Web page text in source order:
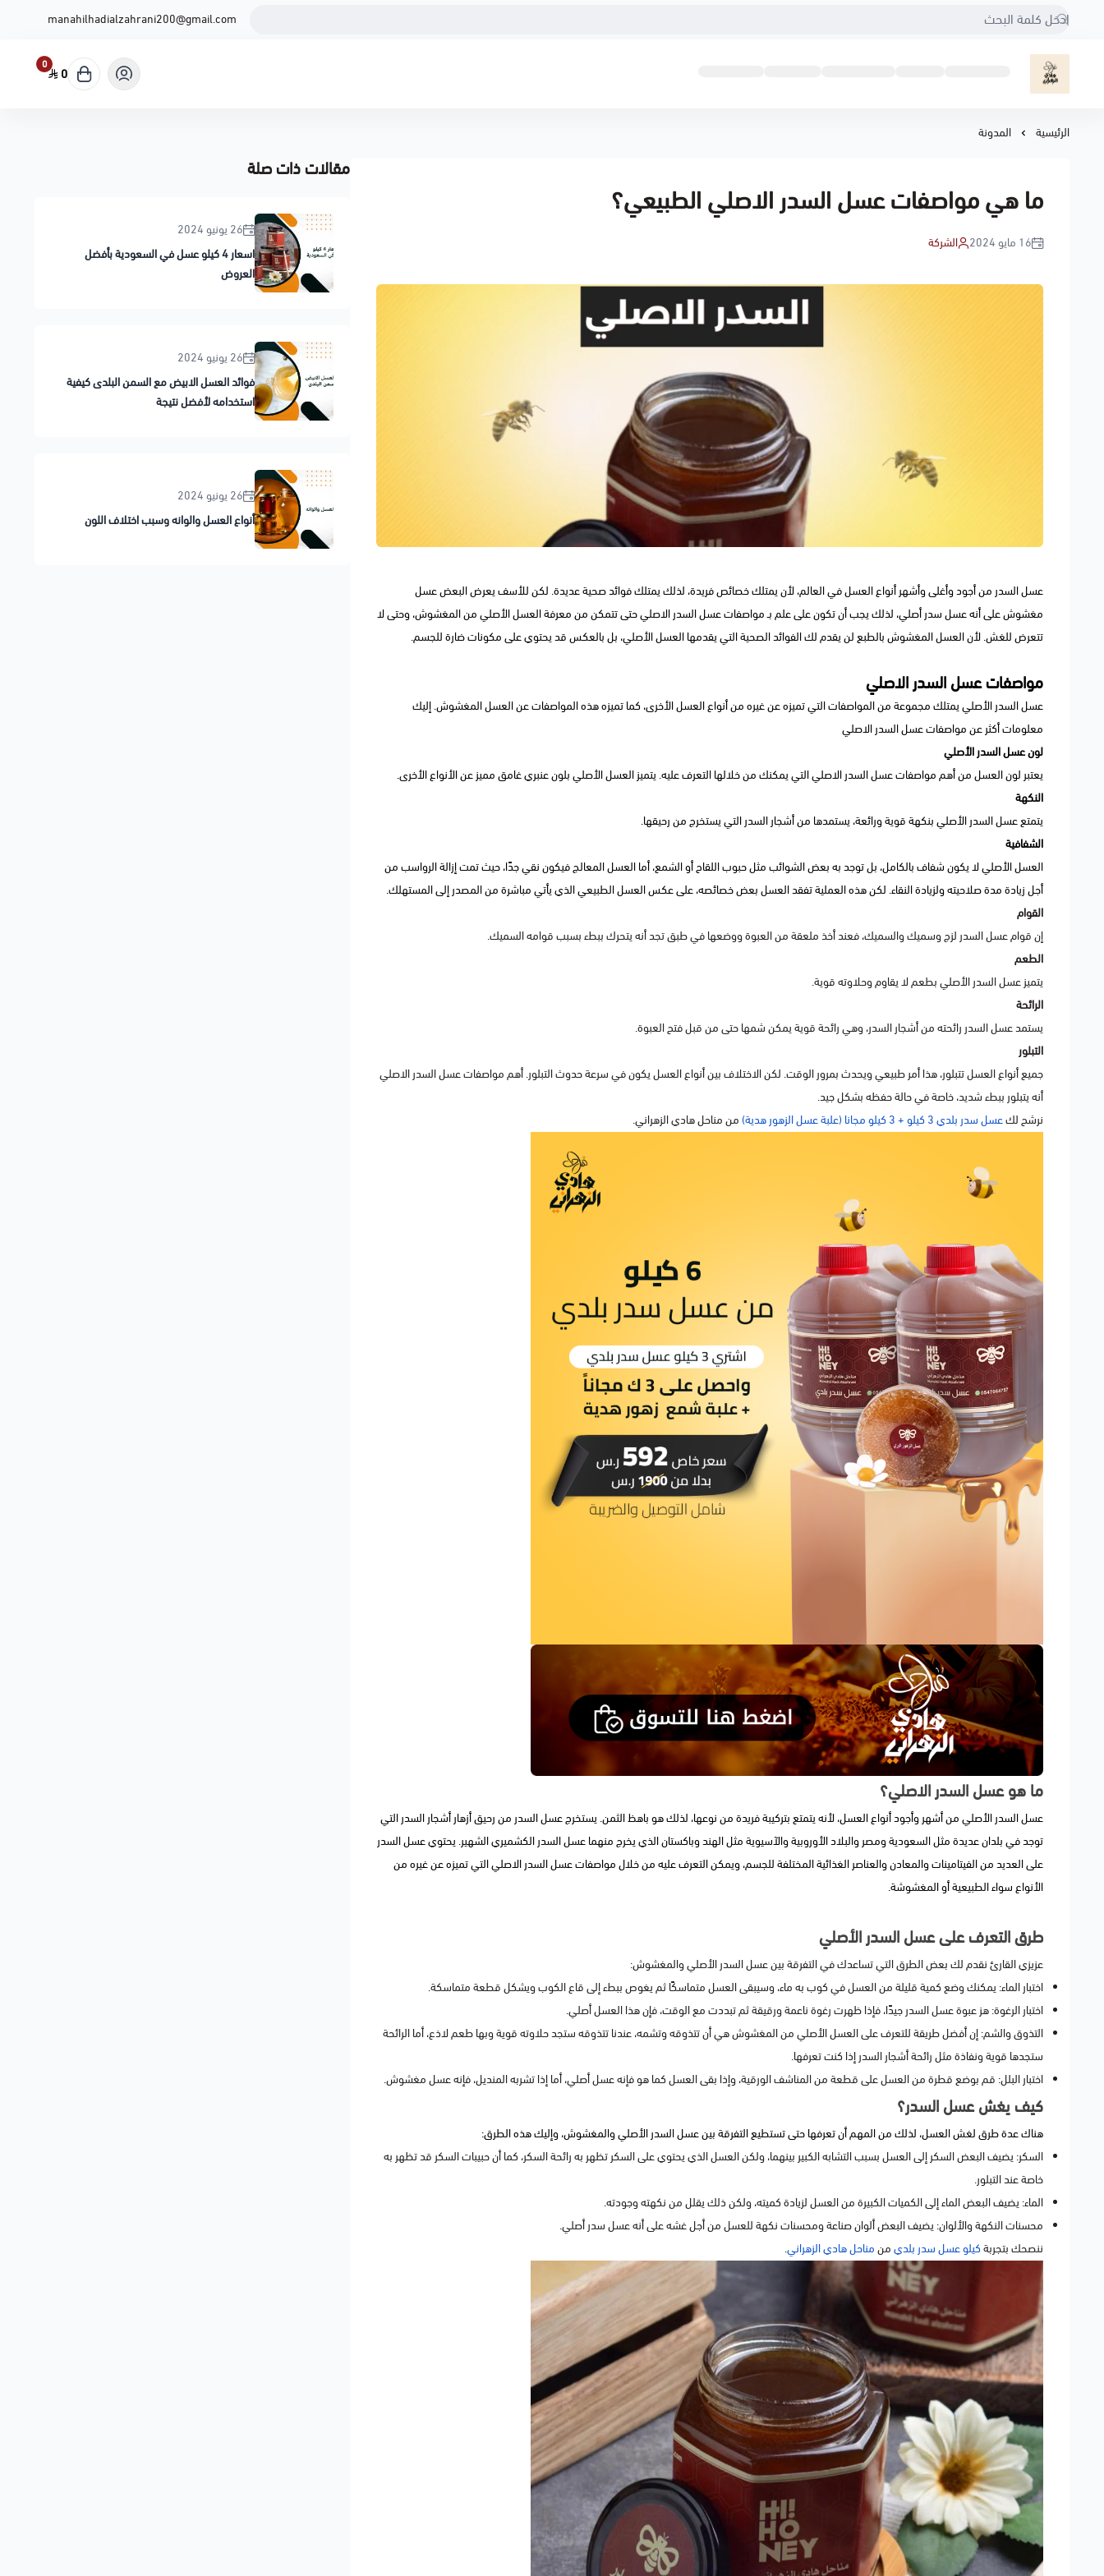
manahilhadialzahrani200@gmail.com
مناحل هادي الزهراني
0
0
الرئيسية المدونة
ما هي مواصفات عسل السدر الاصلي الطبيعي؟
16 مايو 2024 الشركة
عسل السدر من أجود وأغلى وأشهر أنواع العسل في العالم، لأن يمتلك خصائص فريدة، لذلك يمتلك فوائد صحية عديدة. لكن للأسف يعرض البعض عسل
مغشوش على أنه عسل سدر أصلي، لذلك يجب أن تكون على علم بـ مواصفات عسل السدر الاصلي حتى تتمكن من معرفة العسل الأصلي من المغشوش، وحتى لا
تتعرض للغش. لأن العسل المغشوش بالطبع لن يقدم لك الفوائد الصحية التي يقدمها العسل الأصلي، بل بالعكس قد يحتوي على مكونات ضارة للجسم.
مواصفات عسل السدر الاصلي
عسل السدر الأصلي يمتلك مجموعة من المواصفات التي تميزه عن غيره من أنواع العسل الأخرى، كما تميزه هذه المواصفات عن العسل المغشوش. إليك
معلومات أكثر عن مواصفات عسل السدر الاصلي
لون عسل السدر الأصلي
يعتبر لون العسل من أهم مواصفات عسل السدر الاصلي التي يمكنك من خلالها التعرف عليه. يتميز العسل الأصلي بلون عنبري غامق مميز عن الأنواع الأخرى.
النكهة
يتمتع عسل السدر الأصلي بنكهة قوية ورائعة، يستمدها من أشجار السدر التي يستخرج من رحيقها.
الشفافية
العسل الأصلي لا يكون شفاف بالكامل، بل توجد به بعض الشوائب مثل حبوب اللقاح أو الشمع، أما العسل المعالج فيكون نقي جدًا، حيث تمت إزالة الرواسب من
أجل زيادة مدة صلاحيته ولزيادة النقاء. لكن هذه العملية تفقد العسل بعض خصائصه، على عكس العسل الطبيعي الذي يأتي مباشرة من المصدر إلى المستهلك.
القوام
إن قوام عسل السدر لزج وسميك والسميك، فعند أخذ ملعقة من العبوة ووضعها في طبق تجد أنه يتحرك ببطء بسبب قوامه السميك.
الطعم
يتميز عسل السدر الأصلي بطعم لا يقاوم وحلاوته قوية.
الرائحة
يستمد عسل السدر رائحته من أشجار السدر، وهي رائحة قوية يمكن شمها حتى من قبل فتح العبوة.
التبلور
جميع أنواع العسل تتبلور، هذا أمر طبيعي ويحدث بمرور الوقت. لكن الاختلاف بين أنواع العسل يكون في سرعة حدوث التبلور. أهم مواصفات عسل السدر الاصلي
أنه يتبلور ببطء شديد، خاصة في حالة حفظه بشكل جيد.
نرشح لكعسل سدر بلدي 3 كيلو + 3 كيلو مجانا (علبة عسل الزهور هدية) من مناحل هادي الزهراني.
ما هو عسل السدر الاصلي؟
عسل السدر الأصلي من أشهر وأجود أنواع العسل، لأنه يتمتع بتركيبة فريدة من نوعها، لذلك هو باهظ الثمن. يستخرج عسل السدر من رحيق أزهار أشجار السدر التي
توجد في بلدان عديدة مثل السعودية ومصر والبلاد الأوروبية والآسيوية مثل الهند وباكستان الذي يخرج منهما عسل السدر الكشميري الشهير. يحتوي عسل السدر
على العديد من الفيتامينات والمعادن والعناصر الغذائية المختلفة للجسم، ويمكن التعرف عليه من خلال مواصفات عسل السدر الاصلي التي تميزه عن غيره من
الأنواع سواء الطبيعية أو المغشوشة.
طرق التعرف على عسل السدر الأصلي
عزيزي القارئ نقدم لك بعض الطرق التي تساعدك في التفرقة بين عسل السدر الأصلي والمغشوش:
اختبار الماء: يمكنك وضع كمية قليلة من العسل في كوب به ماء، وسيبقى العسل متماسكًا ثم يغوص ببطء إلى قاع الكوب ويشكل قطعة متماسكة.
اختبار الرغوة: هز عبوة عسل السدر جيدًا، فإذا ظهرت رغوة ناعمة ورقيقة ثم تبددت مع الوقت، فإن هذا العسل أصلي.
التذوق والشم: إن أفضل طريقة للتعرف على العسل الأصلي من المغشوش هي أن تتذوقه وتشمه، عندنا تتذوقه ستجد حلاوته قوية وبها طعم لاذع، أما الرائحة
ستجدها قوية ونفاذة مثل رائحة أشجار السدر إذا كنت تعرفها.
اختبار البلل: قم بوضع قطرة من العسل على قطعة من المناشف الورقية، وإذا بقى العسل كما هو فإنه عسل أصلي، أما إذا تشربه المنديل، فإنه عسل مغشوش.
كيف يغش عسل السدر؟
هناك عدة طرق لغش العسل، لذلك من المهم أن تعرفها حتى تستطيع التفرقة بين عسل السدر الأصلي والمغشوش، وإليك هذه الطرق:
السكر: يضيف البعض السكر إلى العسل بسبب التشابه الكبير بينهما، ولكن العسل الذي يحتوي على السكر تظهر به رائحة السكر، كما أن حبيبات السكر قد تظهر به
خاصة عند التبلور.
الماء: يضيف البعض الماء إلى الكميات الكبيرة من العسل لزيادة كميته، ولكن ذلك يقلل من نكهته وجودته.
محسنات النكهة والألوان: يضيف البعض ألوان صناعة ومحسنات نكهة للعسل من أجل غشه على أنه عسل سدر أصلي.
ننصحك بتجربةكيلو عسل سدر بلديمنمناحل هادي الزهراني.
مقالات ذات صلة
26 يونيو 2024
اسعار 4 كيلو عسل في السعودية بأفضل
العروض
26 يونيو 2024
فوائد العسل الابيض مع السمن البلدى كيفية
استخدامه لأفضل نتيجة
26 يونيو 2024
أنواع العسل والوانه وسبب اختلاف اللون